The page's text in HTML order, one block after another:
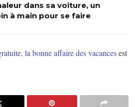
dans sa voiture, un
à main pour se faire
la bonne affaire des vacancesest